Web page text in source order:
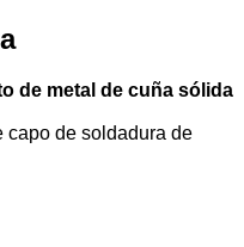
de metal de cuña sólida
capo de soldadura de